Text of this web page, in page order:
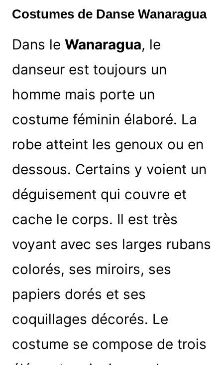
Costumes de Danse Wanaragua
Dans le Wanaragua, le
danseur est toujours un
homme mais porte un
costume féminin élaboré. La
robe atteint les genoux ou en
dessous. Certains y voient un
déguisement qui couvre et
cache le corps. Il est très
voyant avec ses larges rubans
colorés, ses miroirs, ses
papiers dorés et ses
coquillages décorés. Le
costume se compose de trois